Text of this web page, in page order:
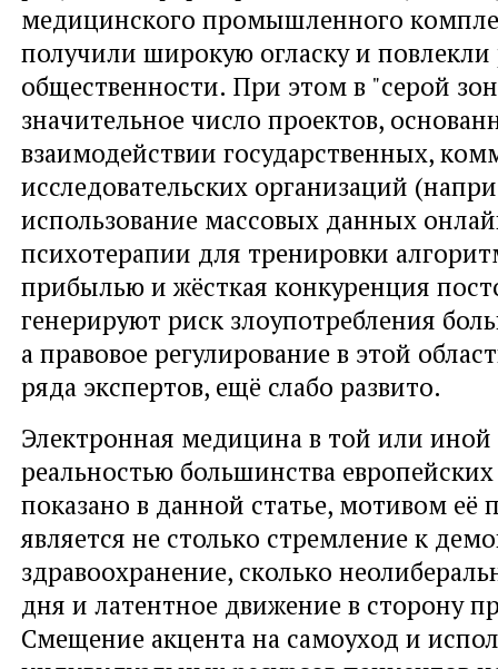
медицинского промышленного
получили широкую огласку и
общественности. При этом в "серой
значительное число проектов,
взаимодействии государственных,
исследовательских организаций
использование массовых данных
психотерапии для тренировки
прибылью и жёсткая конкуренция
генерируют риск злоупотребления
a правовое регулирование в этой
ряда экспертов, ещё слабо развито.
Электронная медицина в той или иной
реальностью большинства
показано в данной статье, мотивом её
является не столько стремление к
здравоохранение, сколько
дня и латентное движение в сторону
Смещение акцента на самоуход и